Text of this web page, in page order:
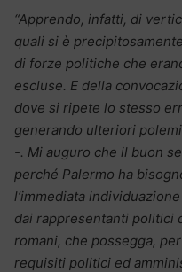
“Apprendo, infatti, di
quali si è
di forze politiche che
escluse. E della
dove si ripete lo stesso
generando ulteriori
-. Mi auguro che il buon
perché Palermo ha
l’immediata
dai rappresentanti politici
romani, che possegga,
requisiti politici ed